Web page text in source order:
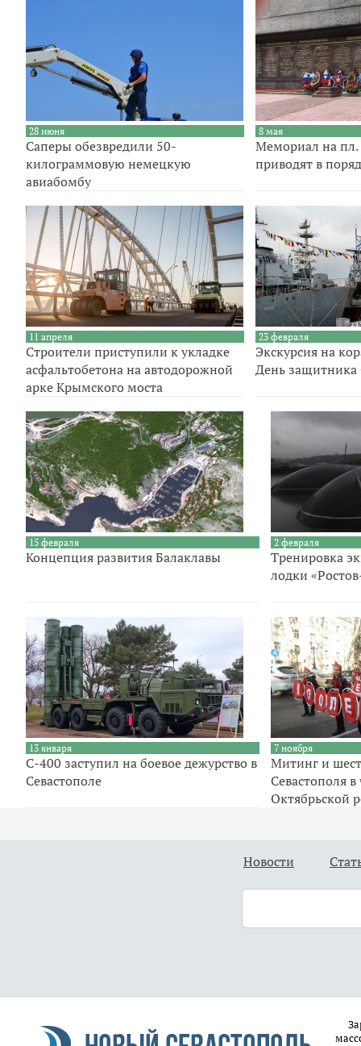
28 июня
Саперы обезвредили 50-
килограммовую немецкую
авиабомбу
8 мая
Мемориал на
приводят в
11 апреля
Строители приступили к укладке
асфальтобетона на автодорожной
арке Крымского моста
23 февраля
Экскурсия на
День защитника
15 февраля
Концепция развития Балаклавы
2 февраля
Тренировка
лодки
13 января
С-400 заступил на боевое дежурство в
Севастополе
7 ноября
Митинг и
Севастополя
Октябрьской
Новости